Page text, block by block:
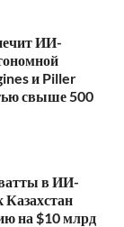
ИИ-
и Piller
свыше 500
в ИИ-
на $10 млрд